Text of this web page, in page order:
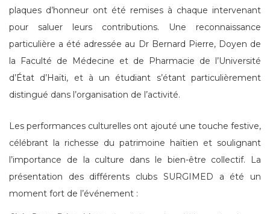
plaques d’honneur ont été remises à chaque intervenant
pour saluer leurs contributions. Une reconnaissance
particulière a été adressée au Dr Bernard Pierre, Doyen de
la Faculté de Médecine et de Pharmacie de l’Université
d’État d’Haïti, et à un étudiant s’étant particulièrement
distingué dans l’organisation de l’activité.
Les performances culturelles ont ajouté une touche festive,
célébrant la richesse du patrimoine haïtien et soulignant
l’importance de la culture dans le bien-être collectif. La
présentation des différents clubs SURGIMED a été un
moment fort de l’événement :